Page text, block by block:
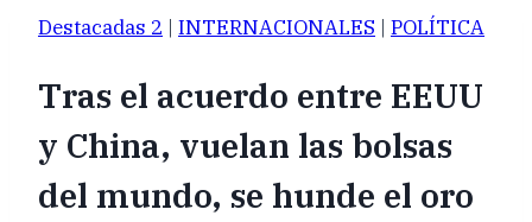
Destacadas 2 | INTERNACIONALES | POLÍTICA
Tras el acuerdo entre EEUU
y China, vuelan las bolsas
del mundo, se hunde el oro